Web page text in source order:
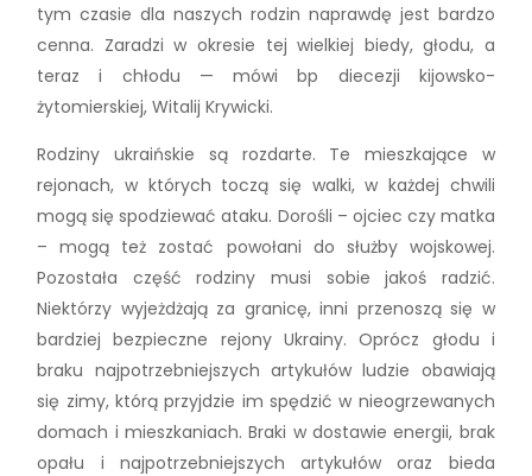
tym czasie dla naszych rodzin naprawdę jest bardzo
cenna. Zaradzi w okresie tej wielkiej biedy, głodu, a
teraz i chłodu — mówi bp diecezji kijowsko-
żytomierskiej, Witalij Krywicki.
Rodziny ukraińskie są rozdarte. Te mieszkające w
rejonach, w których toczą się walki, w każdej chwili
mogą się spodziewać ataku. Dorośli – ojciec czy matka
– mogą też zostać powołani do służby wojskowej.
Pozostała część rodziny musi sobie jakoś radzić.
Niektórzy wyjeżdżają za granicę, inni przenoszą się w
bardziej bezpieczne rejony Ukrainy. Oprócz głodu i
braku najpotrzebniejszych artykułów ludzie obawiają
się zimy, którą przyjdzie im spędzić w nieogrzewanych
domach i mieszkaniach. Braki w dostawie energii, brak
opału i najpotrzebniejszych artykułów oraz bieda